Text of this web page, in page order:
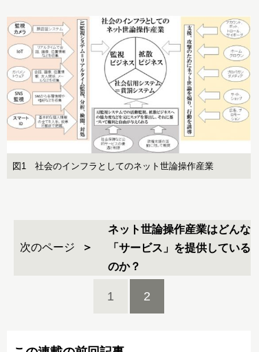
図1 社会のインフラとしてのネット世論操作産業
次のページ
ネット世論操作産業はどんな
「サービス」を提供している
のか？
1 2